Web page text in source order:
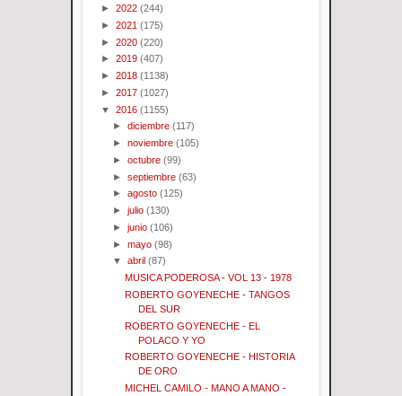
► 2022 (244)
► 2021 (175)
► 2020 (220)
► 2019 (407)
► 2018 (1138)
► 2017 (1027)
▼ 2016 (1155)
►diciembre (117)
►noviembre (105)
►octubre (99)
►septiembre (63)
►agosto (125)
►julio (130)
►junio (106)
►mayo (98)
▼abril (87)
MUSICA PODEROSA - VOL 13 - 1978
ROBERTO GOYENECHE - TANGOS
DEL SUR
ROBERTO GOYENECHE - EL
POLACO Y YO
ROBERTO GOYENECHE - HISTORIA
DE ORO
MICHEL CAMILO - MANO A MANO -